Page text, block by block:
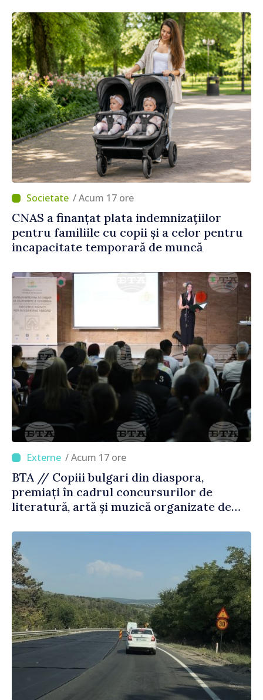
/ Acum 17 ore
CNAS a finanțat plata indemnizațiilor
pentru familiile cu copii și a celor pentru
incapacitate temporară de muncă
/ Acum 17 ore
BTA // Copiii bulgari din diaspora,
premiați în cadrul concursurilor de
literatură, artă și muzică organizate de
Străinătate